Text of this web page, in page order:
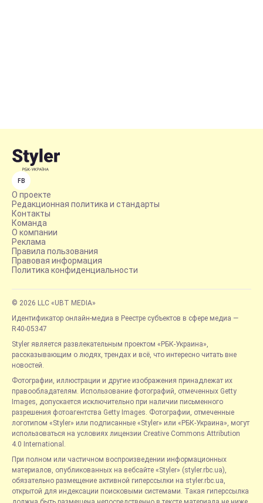
FB
О проекте
Редакционная политика и стандарты
Контакты
Команда
О компании
Реклама
Правила пользования
Правовая информация
Политика конфиденциальности
© 2026 LLC «UBT MEDIA»
Идентификатор онлайн-медиа в Реестре субъектов в сфере медиа —
R40-05347
Styler является развлекательным проектом «РБК-Украина»,
рассказывающим о людях, трендах и всё, что интересно читать вне
новостей.
Фотографии, иллюстрации и другие изображения принадлежат их
правообладателям. Использование фотографий, отмеченных Getty
Images, допускается исключительно при наличии письменного
разрешения фотоагентства Getty Images. Фотографии, отмеченные
логотипом «Styler» или подписанные «Styler» или «РБК-Украина», могут
использоваться на условиях лицензии Creative Commons Attribution
4.0 International.
При полном или частичном воспроизведении информационных
материалов, опубликованных на вебсайте «Styler» (styler.rbc.ua),
обязательно размещение активной гиперссылки на styler.rbc.ua,
открытой для индексации поисковыми системами. Такая гиперссылка